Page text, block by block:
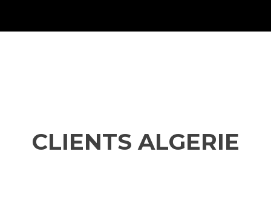
CLIENTS ALGERIE